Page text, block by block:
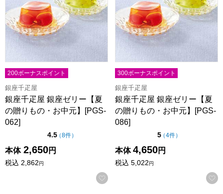
200ボーナスポイント
銀座千疋屋
銀座千疋屋 銀座ゼリー【夏
の贈りもの・お中元】[PGS-
062]
4.5点（5点満点中）
（8件の評価
）
本体 2,650円
税込 2,862円
お気に入りに登録する
300ボーナスポイント
銀座千疋屋
銀座千疋屋 銀座ゼリー【夏
の贈りもの・お中元】[PGS-
086]
5点（5点満点中）
（4件の評価
）
本体 4,650円
税込 5,022円